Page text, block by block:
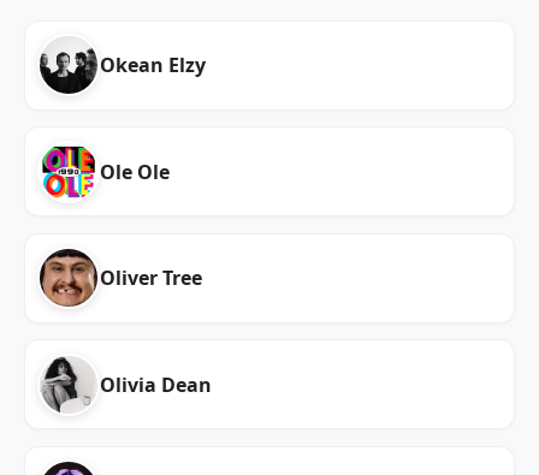
Okean Elzy
Ole Ole
Oliver Tree
Olivia Dean